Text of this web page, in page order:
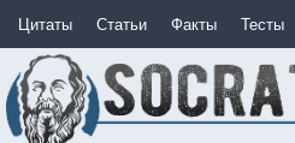
Цитаты Статьи Факты Тесты